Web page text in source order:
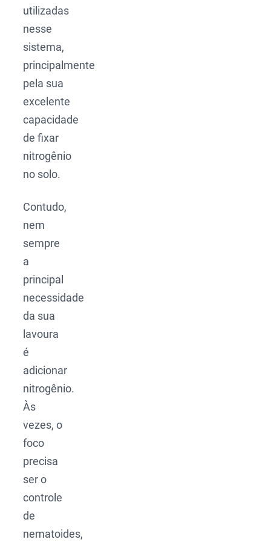
utilizadas
nesse
sistema,
principalmente
pela sua
excelente
capacidade
de fixar
nitrogênio
no solo.
Contudo,
nem
sempre
a
principal
necessidade
da sua
lavoura
é
adicionar
nitrogênio.
Às
vezes, o
foco
precisa
ser o
controle
de
nematoides,